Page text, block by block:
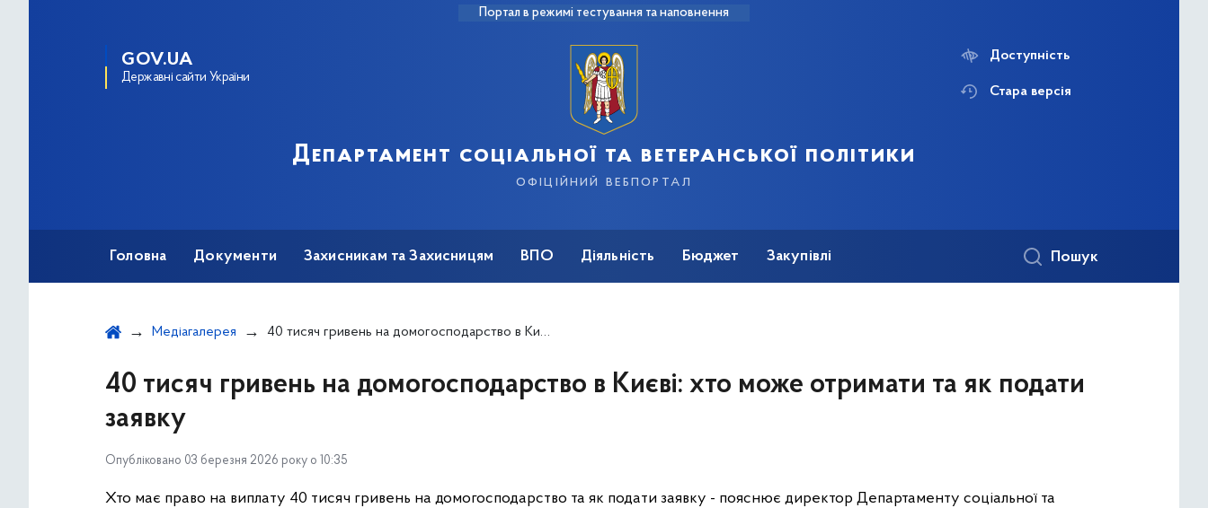
Портал в режимі тестування та наповнення
GOV.UA
Державні сайти України
Департамент соціальної та ветеранської політики
офіційний вебпортал
Доступність
Стара версія
Головна Документи Захисникам та Захисницям ВПО Діяльність Бюджет Закупівлі Пошук
Медіагалерея 40 тисяч гривень на домогосподарство в Києві: хто може отримати та як подати заявку
40 тисяч гривень на домогосподарство в Києві: хто може отримати та як подати
заявку
Опубліковано 03 березня 2026 року о 10:35
Хто має право на виплату 40 тисяч гривень на домогосподарство та як подати заявку - пояснює директор Департаменту соціальної та